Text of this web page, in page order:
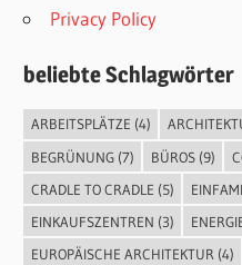
Privacy Policy
beliebte Schlagwörter
ARBEITSPLÄTZE (4)
BEGRÜNUNG(7) BÜROS(9)
CRADLE TO CRADLE (5)
EINKAUFSZENTREN (3)
EUROPÄISCHE ARCHITEKTUR (4)